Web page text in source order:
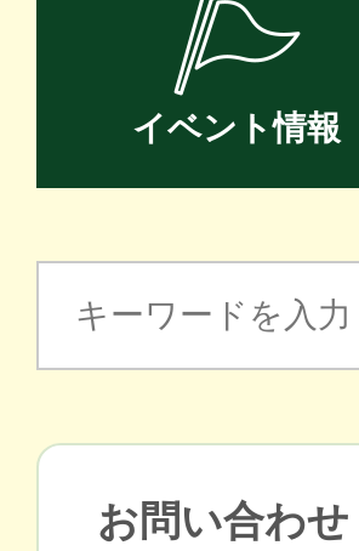
イベント情報
お問い合わせ